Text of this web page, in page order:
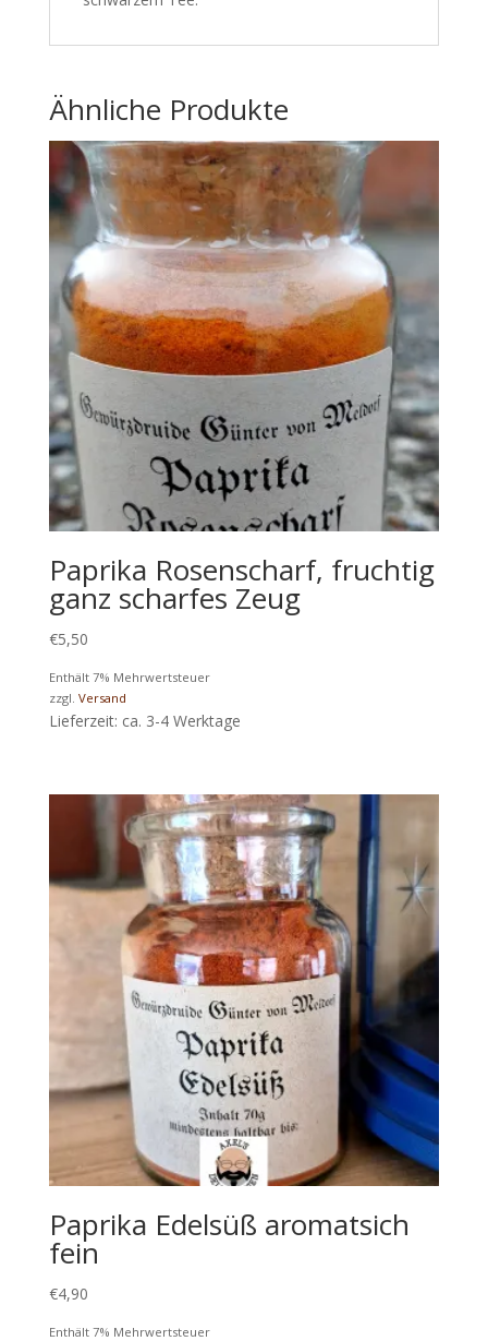
Ähnliche Produkte
Paprika Rosenscharf, fruchtig
ganz scharfes Zeug
€5,50
Enthält 7% Mehrwertsteuer
zzgl. Versand
Lieferzeit: ca. 3-4 Werktage
Paprika Edelsüß aromatsich
fein
€4,90
Enthält 7% Mehrwertsteuer